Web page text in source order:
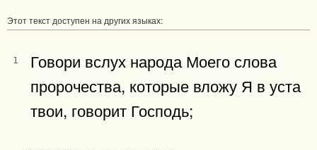
Этот текст доступен на других языках:
1
Говори вслух народа Моего слова
пророчества, которые вложу Я в уста
твои, говорит Господь;